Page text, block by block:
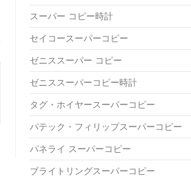
スーパー コピー時計
セイコースーパーコピー
ゼニススーパー コピー
ゼニススーパーコピー時計
タグ・ホイヤースーパーコピー
パテック・フィリップスーパーコピー
パネライ スーパーコピー
ブライトリングスーパーコピー